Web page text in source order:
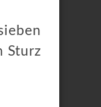
Sturz